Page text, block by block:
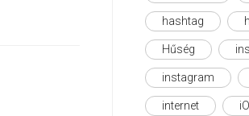
hashtag
Hűség
instagram
internet